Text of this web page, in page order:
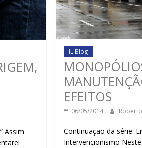
Assim
IL Blog
EFEITOS
06/05/2014
Continuação da série:
Intervencionismo